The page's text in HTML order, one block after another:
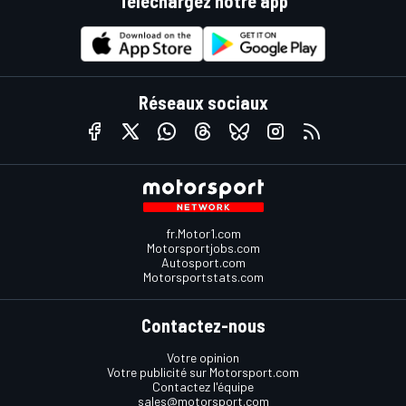
Réseaux sociaux
fr.Motor1.com
Motorsportjobs.com
Autosport.com
Motorsportstats.com
Contactez-nous
Votre opinion
Votre publicité sur Motorsport.com
Contactez l'équipe
sales@motorsport.com